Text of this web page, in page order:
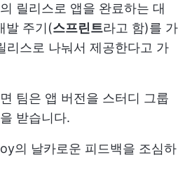
릴리스로 앱을 완료하는 대
발 주기(스프린트라고 함)를 가
리스로 나눠서 제공한다고 가
팀은 앱 버전을 스터디 그룹
받습니다.
의 날카로운 피드백을 조심하